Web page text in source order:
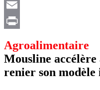
X
Email
Agroalimentaire
Mousline
renier son